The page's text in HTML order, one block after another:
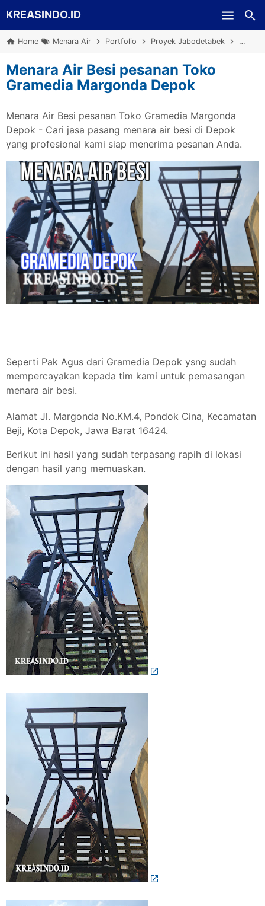
KREASINDO.ID
Home Menara Air Portfolio Proyek Jabodetabek Surve
Menara Air Besi pesanan Toko
Gramedia Margonda Depok
Menara Air Besi pesanan Toko Gramedia Margonda
Depok - Cari jasa pasang menara air besi di Depok
yang profesional kami siap menerima pesanan Anda.
Seperti Pak Agus dari Gramedia Depok ysng sudah
mempercayakan kepada tim kami untuk pemasangan
menara air besi.
Alamat Jl. Margonda No.KM.4, Pondok Cina, Kecamatan
Beji, Kota Depok, Jawa Barat 16424.
Berikut ini hasil yang sudah terpasang rapih di lokasi
dengan hasil yang memuaskan.